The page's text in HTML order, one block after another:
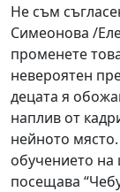
Не съм
Симеонова /
променете
невероятен
децата я
наплив от
нейното
обучението
посещава